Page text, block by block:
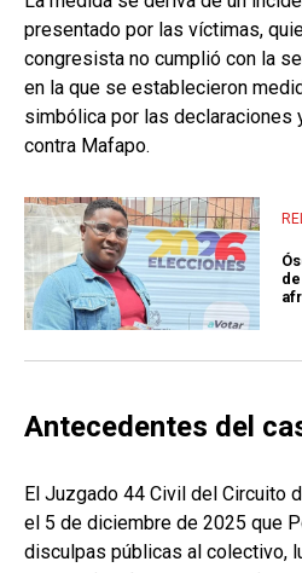
presentado por las víctimas,
congresista no cumplió con la
en la que se establecieron
simbólica por las declaraciones
contra Mafapo.
Antecedentes del
El Juzgado 44 Civil del Circuito
el 5 de diciembre de 2025 que
disculpas públicas al colectivo,